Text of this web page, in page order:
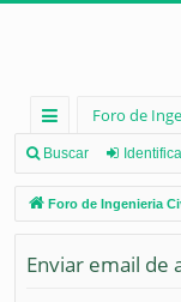
nl
ac
es
rá
Foro de
Buscar
Foro de Ingenieria
Enviar email de